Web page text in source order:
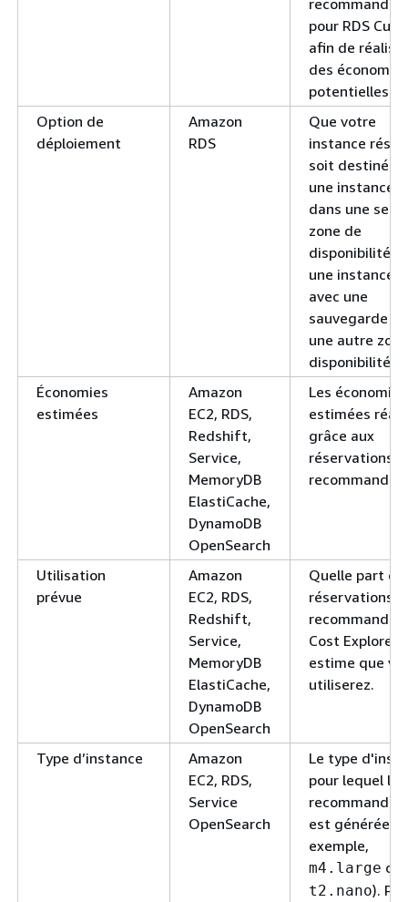
pour RDS
afin de réaliser
des économies
potentielles.
Option de
déploiement
Amazon
RDS
Que votre
instance
soit destinée à
une instance
dans une seule
zone de
disponibilité
une instance
avec une
sauvegarde
une autre
disponibilité.
Économies
estimées
Amazon
EC2, RDS,
Redshift,
Service,
MemoryDB
ElastiCache,
DynamoDB
OpenSearch
Les économies
estimées
grâce aux
réservations
Utilisation
prévue
Amazon
EC2, RDS,
Redshift,
Service,
MemoryDB
ElastiCache,
DynamoDB
OpenSearch
Quelle part
réservations
Cost Explorer
estime que
utiliserez.
Type d’instance
Amazon
EC2, RDS,
Service
OpenSearch
Le type
pour lequel la
est générée
exemple,
m4.large ou
t2.nano).